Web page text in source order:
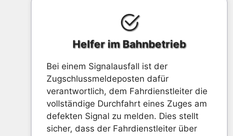
Helfer im Bahnbetrieb
Bei einem Signalausfall ist der
Zugschlussmeldeposten dafür
verantwortlich, dem Fahrdienstleiter die
vollständige Durchfahrt eines Zuges am
defekten Signal zu melden. Dies stellt
sicher, dass der Fahrdienstleiter über